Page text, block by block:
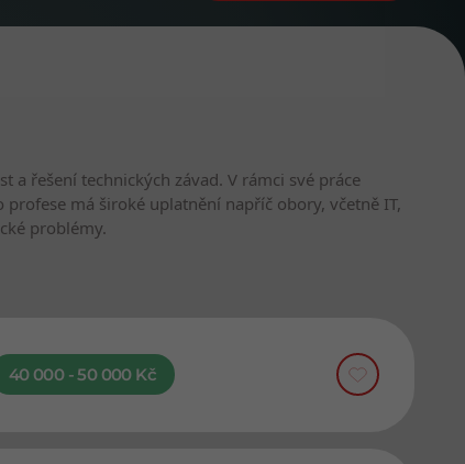
a řešení technických závad. V rámci své práce
má široké uplatnění napříč obory, včetně IT,
problémy.
40 000 - 50 000 Kč